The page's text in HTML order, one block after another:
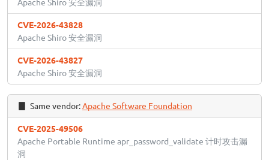
CVE-2026-43828
Apache Shiro 安全漏洞
CVE-2026-43827
Apache Shiro 安全漏洞
Same vendor:Apache Software Foundation
CVE-2025-49506
Apache Portable Runtime apr_password_validate 计时攻击漏
洞